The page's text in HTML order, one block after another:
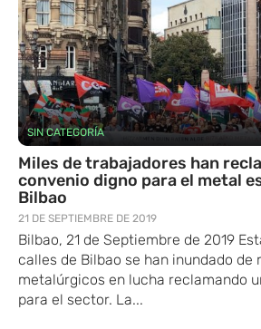
SIN CATEGORÍA
Miles de trabajadores han
convenio digno para el metal
Bilbao
21 DE SEPTIEMBRE DE 2019
Bilbao, 21 de Septiembre de 2019
calles de Bilbao se han inundado de
metalúrgicos en lucha reclamando
para el sector. La...